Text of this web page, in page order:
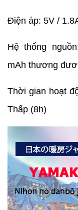
Điện áp: 5V /
Hệ thống
mAh thương
Thời gian hoạt
Thấp (8h)